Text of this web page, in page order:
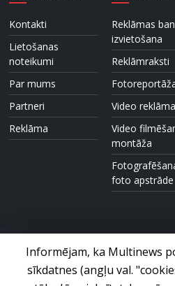
Kontakti
Lietošanas
noteikumi
Par mums
Partneri
Reklāma
Reklāmas
izvietošana
Reklāmraksti
Video
Video
montāža
foto apstrāde
Foto un video ziņu portāls © 2017
Informējam, ka Multinews
sīkdatnes (angļu val.